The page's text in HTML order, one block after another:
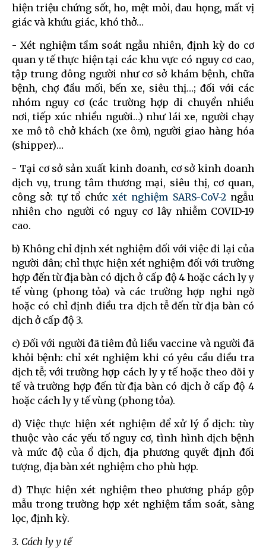
hiện triệu chứng sốt, ho, mệt mỏi, đau họng, mất vị
giác và khứu giác, khó thở…
- Xét nghiệm tầm soát ngẫu nhiên, định kỳ do cơ
quan y tế thực hiện tại các khu vực có nguy cơ cao,
tập trung đông người như cơ sở khám bệnh, chữa
bệnh, chợ đầu mối, bến xe, siêu thị…; đối với các
nhóm nguy cơ (các trường hợp di chuyển nhiều
nơi, tiếp xúc nhiều người…) như lái xe, người chạy
xe mô tô chở khách (xe ôm), người giao hàng hóa
(shipper)…
- Tại cơ sở sản xuất kinh doanh, cơ sở kinh doanh
dịch vụ, trung tâm thương mại, siêu thị, cơ quan,
công sở: tự tổ chức xét nghiệm SARS-CoV-2ngẫu
nhiên cho người có nguy cơ lây nhiễm COVID-19
cao.
b) Không chỉ định xét nghiệm đối với việc đi lại của
người dân; chỉ thực hiện xét nghiệm đối với trường
hợp đến từ địa bàn có dịch ở cấp độ 4 hoặc cách ly y
tế vùng (phong tỏa) và các trường hợp nghi ngờ
hoặc có chỉ định điều tra dịch tễ đến từ địa bàn có
dịch ở cấp độ 3.
c) Đối với người đã tiêm đủ liều vaccine và người đã
khỏi bệnh: chỉ xét nghiệm khi có yêu cầu điều tra
dịch tễ; với trường hợp cách ly y tế hoặc theo dõi y
tế và trường hợp đến từ địa bàn có dịch ở cấp độ 4
hoặc cách ly y tế vùng (phong tỏa).
d) Việc thực hiện xét nghiệm để xử lý ổ dịch: tùy
thuộc vào các yếu tố nguy cơ, tình hình dịch bệnh
và mức độ của ổ dịch, địa phương quyết định đối
tượng, địa bàn xét nghiệm cho phù hợp.
đ) Thực hiện xét nghiệm theo phương pháp gộp
mẫu trong trường hợp xét nghiệm tầm soát, sàng
lọc, định kỳ.
3. Cách ly y tế